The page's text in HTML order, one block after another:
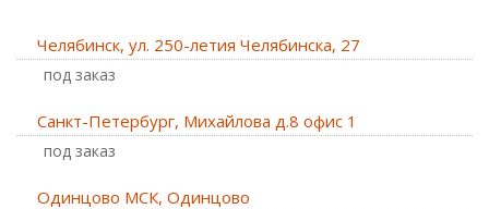
Челябинск, ул. 250-летия Челябинска, 27
Под заказ
Санкт-Петербург, Михайлова д.8 офис 1
Под заказ
Одинцово МСК, Одинцово